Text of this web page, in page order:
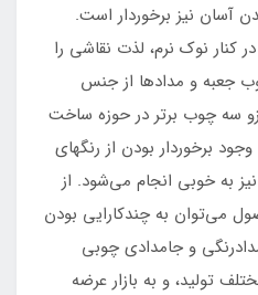
آسان نیز برخوردار است.
نوک نرم، لذت نقاشی را
جعبه و مدادها از جنس
سه چوب برتر در حوزه ساخت
برخوردار بودن از رنگهای
به خوبی انجام می‌شود. از
می‌توان به چندکارایی بودن
و جامدادی چوبی
تولید، و به بازار عرضه